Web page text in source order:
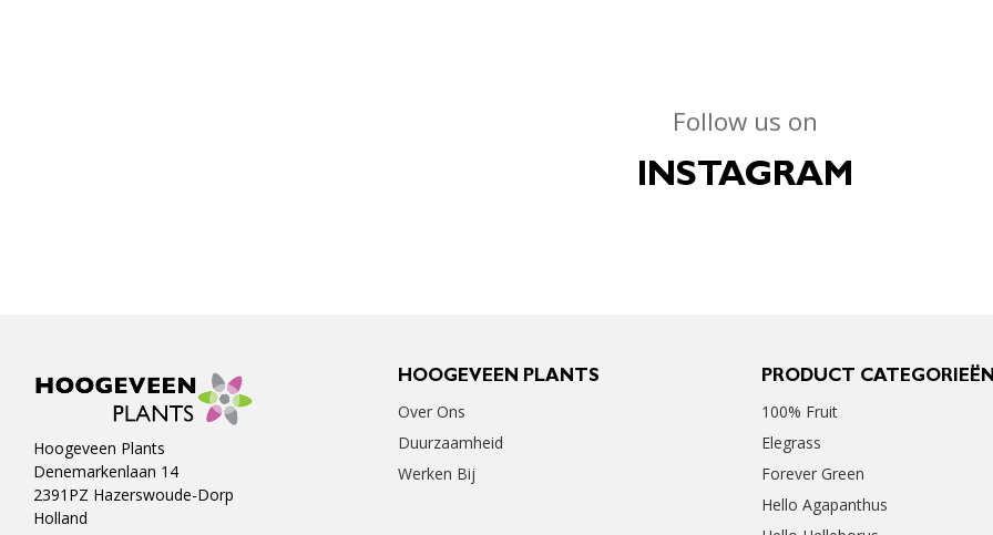
Follow us on
INSTAGRAM
Hoogeveen Plants
Denemarkenlaan 14
2391PZ Hazerswoude-Dorp
Holland
HOOGEVEEN PLANTS
Over Ons
Duurzaamheid
Werken Bij
PRODUCT
100% Fruit
Elegrass
Forever Green
Hello Agapanthus